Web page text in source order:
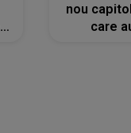
nou
care